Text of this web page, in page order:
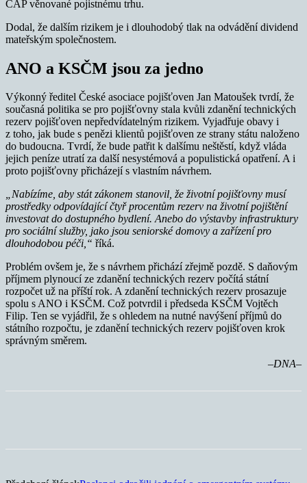
ČAP věnované pojistnému trhu.
Dodal, že dalším rizikem je i dlouhodobý tlak na odvádění dividend
mateřským společnostem.
ANO a KSČM jsou za jedno
Výkonný ředitel České asociace pojišťoven Jan Matoušek tvrdí, že
současná politika se pro pojišťovny stala kvůli zdanění technických
rezerv pojišťoven nepředvídatelným rizikem. Vyjadřuje obavy i
z toho, jak bude s penězi klientů pojišťoven ze strany státu naloženo
do budoucna. Tvrdí, že bude patřit k dalšímu neštěstí, když vláda
jejich peníze utratí za další nesystémová a populistická opatření. A i
proto pojišťovny přicházejí s vlastním návrhem.
„Nabízíme, aby stát zákonem stanovil, že životní pojišťovny musí
prostředky odpovídajícíčtyřprocentům rezerv na životní pojištění
investovat do dostupného bydlení. Anebo do výstavby infrastruktury
pro sociální služby, jako jsou seniorské domovy a zařízení pro
dlouhodobou péči,“ říká.
Problém ovšem je, že s návrhem přichází zřejmě pozdě. S daňovým
příjmem plynoucí ze zdanění technických rezerv počítá státní
rozpočet už na příští rok. A zdanění technických rezerv prosazuje
spolu s ANO i KSČM. Což potvrdil i předseda KSČM Vojtěch
Filip. Ten se vyjádřil, že s ohledem na nutné navýšení příjmů do
státního rozpočtu, je zdanění technických rezerv pojišťoven krok
správným směrem.
–DNA–